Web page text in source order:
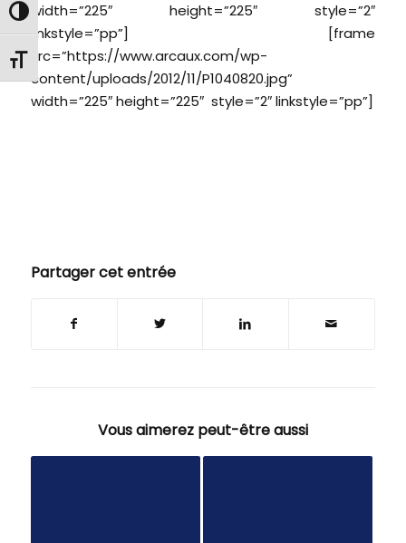
Passer en contraste élevé
Changer la taille de la police
width=”225″ height=”225″ style=”2″
linkstyle=”pp”] [frame
src=”https://www.arcaux.com/wp-
content/uploads/2012/11/P1040820.jpg”
width=”225″ height=”225″ style=”2″ linkstyle=”pp”]
Partager cet entrée
Vous aimerez peut-être aussi